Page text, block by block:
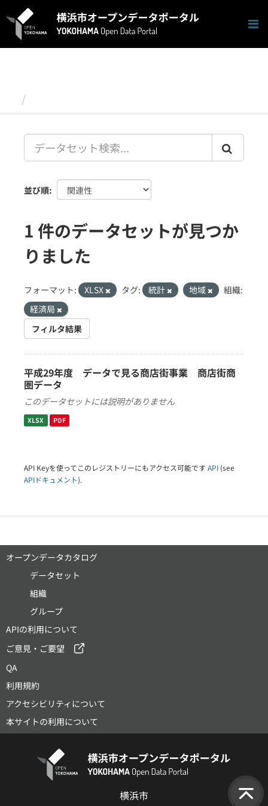
キ
並び順
1 件のデータセットが見つか
りました
フォーマット: XLSX タグ: 統計 地域
組織:
経済局
フィルタ結果
平成29年度 データで見る商店街事業 商店街商
圏データ
このデータセットには説明がありません
XLSX PDF
API Keyを使ってこのレジストリーにもアクセス可能です API (see
APIドキュメント).
オープンデータカタログ
データセット
組織
グループ
APIの利用について
ご意見・ご要望
QA
利用規約
アクセシビリティについて
本サイトの利用について
横浜市